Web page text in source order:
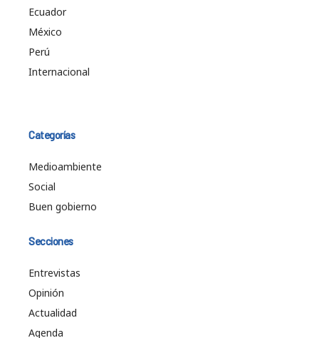
Ecuador
México
Perú
Internacional
Categorías
Medioambiente
Social
Buen gobierno
Secciones
Entrevistas
Opinión
Actualidad
Agenda